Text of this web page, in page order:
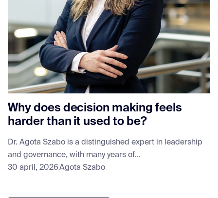
Why does decision making feels
harder than it used to be?
Dr. Agota Szabo is a distinguished expert in leadership
and governance, with many years of...
30 april, 2026Agota Szabo